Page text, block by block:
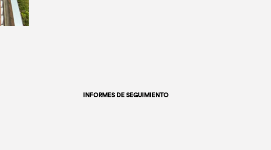
INFORMES DE SEGUIMIENTO